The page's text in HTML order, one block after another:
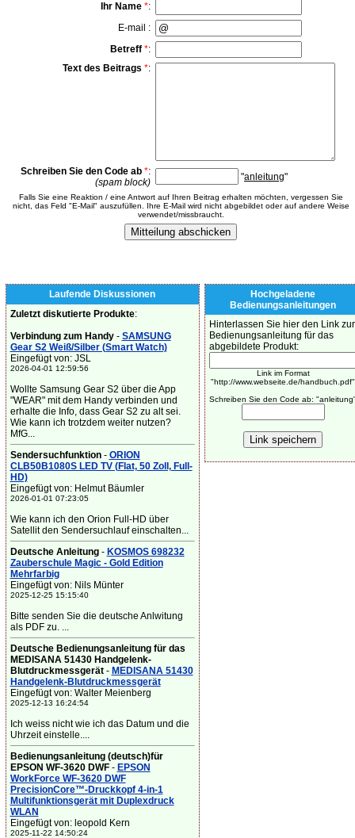
Ihr Name *:
E-mail :
Betreff *:
Text des Beitrags *:
Schreiben Sie den Code ab *:
(spam block)
"anleitung"
Falls Sie eine Reaktion / eine Antwort auf Ihren Beitrag erhalten möchten, vergessen Sie
nicht, das Feld "E-Mail" auszufüllen. Ihre E-Mail wird nicht abgebildet oder auf andere Weise
verwendet/missbraucht.
Laufende Diskussionen
Zuletzt diskutierte Produkte:
Verbindung zum Handy- SAMSUNG
Gear S2 Weiß/Silber (Smart Watch)
Eingefügt von: JSL
2026-04-01 12:59:56
Wollte Samsung Gear S2 über die App
"WEAR" mit dem Handy verbinden und
erhalte die Info, dass Gear S2 zu alt sei.
Wie kann ich trotzdem weiter nutzen?
MfG...
Sendersuchfunktion- ORION
CLB50B1080S LED TV (Flat, 50 Zoll, Full-
HD)
Eingefügt von: Helmut Bäumler
2026-01-01 07:23:05
Wie kann ich den Orion Full-HD über
Satellit den Sendersuchlauf einschalten...
Deutsche Anleitung- KOSMOS 698232
Zauberschule Magic - Gold Edition
Mehrfarbig
Eingefügt von: Nils Münter
2025-12-25 15:15:40
Bitte senden Sie die deutsche Anlwitung
als PDF zu. ...
Deutsche Bedienungsanleitung für das
MEDISANA 51430 Handgelenk-
Blutdruckmessgerät- MEDISANA 51430
Handgelenk-Blutdruckmessgerät
Eingefügt von: Walter Meienberg
2025-12-13 16:24:54
Ich weiss nicht wie ich das Datum und die
Uhrzeit einstelle....
Bedienungsanleitung (deutsch)für
EPSON WF-3620 DWF- EPSON
WorkForce WF-3620 DWF
PrecisionCore™-Druckkopf 4-in-1
Multifunktionsgerät mit Duplexdruck
WLAN
Eingefügt von: leopold Kern
2025-11-22 14:50:24
Hochgeladene
Bedienungsanleitungen
Hinterlassen Sie hier den Link zur
Bedienungsanleitung für das
abgebildete Produkt:
Link im Format
"http://www.webseite.de/handbuch.pdf"
Schreiben Sie den Code ab: